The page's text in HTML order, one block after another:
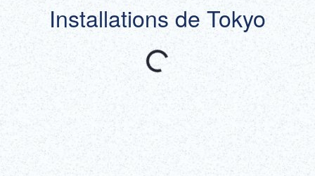
Installations de Tokyo
Recommandé